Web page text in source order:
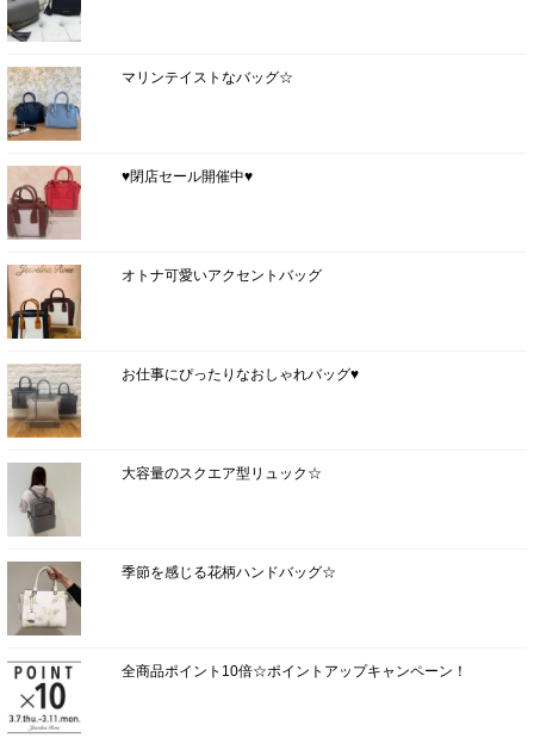
マリンテイストなバッグ☆
♥閉店セール開催中♥
オトナ可愛いアクセントバッグ
お仕事にぴったりなおしゃれバッグ♥
大容量のスクエア型リュック☆
季節を感じる花柄ハンドバッグ☆
全商品ポイント10倍☆ポイントアップキャンペーン！